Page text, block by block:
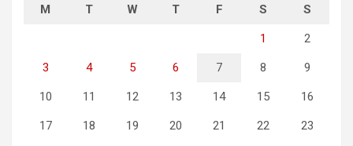
M T W T F S S
1 2
3 4 5 6 7 8 9
10 11 12 13 14 15 16
17 18 19 20 21 22 23